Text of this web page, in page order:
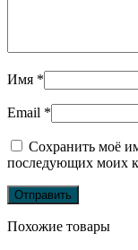
Имя *
Email *
Сохранить моё
последующих моих
Похожие товары